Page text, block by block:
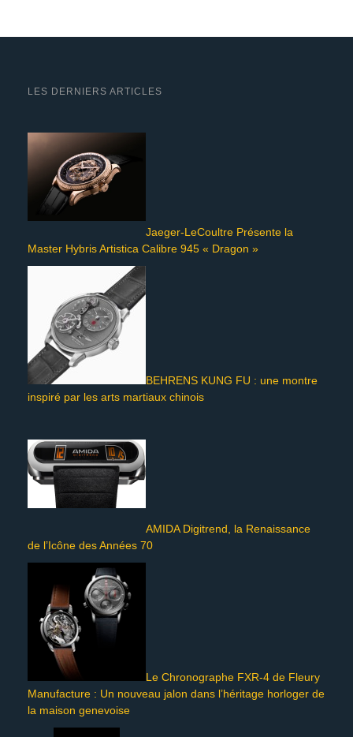
LES DERNIERS ARTICLES
Jaeger-LeCoultre Présente la
Master Hybris Artistica Calibre 945 « Dragon »
BEHRENS KUNG FU : une montre
inspiré par les arts martiaux chinois
AMIDA Digitrend, la Renaissance
de l’Icône des Années 70
Le Chronographe FXR-4 de Fleury
Manufacture : Un nouveau jalon dans l’héritage horloger de
la maison genevoise